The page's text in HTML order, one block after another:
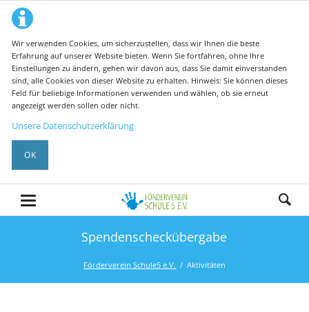
Wir verwenden Cookies, um sicherzustellen, dass wir Ihnen die beste
Erfahrung auf unserer Website bieten. Wenn Sie fortfahren, ohne Ihre
Einstellungen zu ändern, gehen wir davon aus, dass Sie damit einverstanden
sind, alle Cookies von dieser Website zu erhalten. Hinweis: Sie können dieses
Feld für beliebige Informationen verwenden und wählen, ob sie erneut
angezeigt werden sollen oder nicht.
Unsere Datenschutzerklärung
OK
Spendenscheckübergabe
Förderverein Schule5 e.V. Aktivitäten